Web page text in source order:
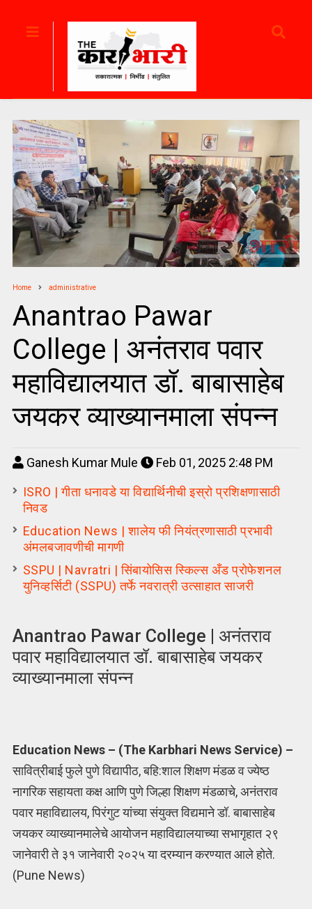
Home administrative
Anantrao Pawar
College | अनंतराव पवार
महाविद्यालयात डॉ. बाबासाहेब
जयकर व्याख्यानमाला संपन्न
Ganesh Kumar Mule
Feb 01, 2025 2:48 PM
ISRO | गीता धनावडे या विद्यार्थिनीची इस्रो प्रशिक्षणासाठी
निवड
Education News | शालेय फी नियंत्रणासाठी प्रभावी
अंमलबजावणीची मागणी
SSPU | Navratri | सिंबायोसिस स्किल्स अँड प्रोफेशनल
युनिव्हर्सिटी (SSPU) तर्फे नवरात्री उत्साहात साजरी
Anantrao Pawar College | अनंतराव
पवार महाविद्यालयात डॉ. बाबासाहेब जयकर
व्याख्यानमाला संपन्न
Education News – (The Karbhari News Service) –
सावित्रीबाई फुले पुणे विद्यापीठ, बहि:शाल शिक्षण मंडळ व ज्येष्ठ
नागरिक सहायता कक्ष आणि पुणे जिल्हा शिक्षण मंडळाचे, अनंतराव
पवार महाविद्यालय, पिरंगुट यांच्या संयुक्त विद्यमाने डॉ. बाबासाहेब
जयकर व्याख्यानमालेचे आयोजन महाविद्यालयाच्या सभागृहात २९
जानेवारी ते ३१ जानेवारी २०२५ या दरम्यान करण्यात आले होते.
(Pune News)